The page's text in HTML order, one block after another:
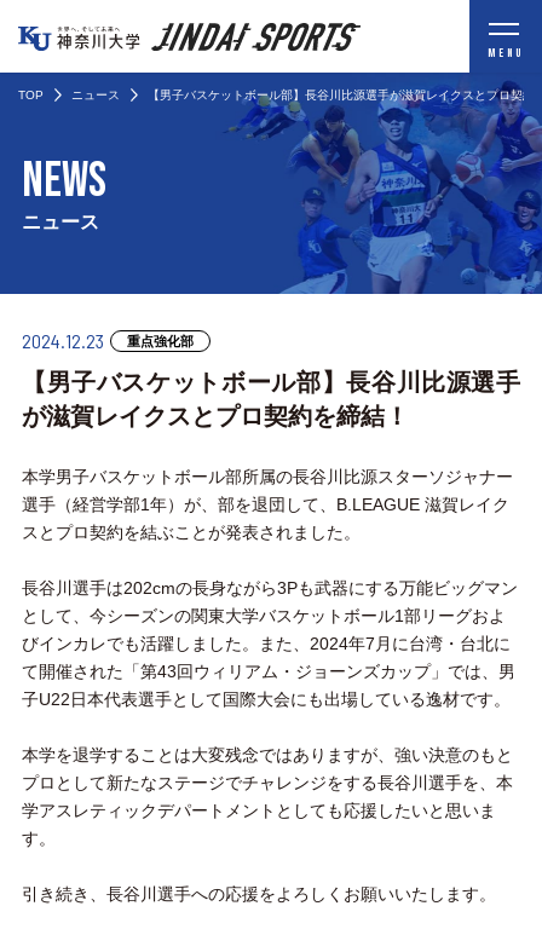
MENU
TOP ニュース 【男子バスケットボール部】長谷川比源選手が滋賀レイクスとプロ契約
NEWS
ニュース
2024.12.23 重点強化部
【男子バスケットボール部】長谷川比源選手
が滋賀レイクスとプロ契約を締結！
本学男子バスケットボール部所属の長谷川比源スターソジャナー
選手（経営学部1年）が、部を退団して、B.LEAGUE 滋賀レイク
スとプロ契約を結ぶことが発表されました。
長谷川選手は202cmの長身ながら3Pも武器にする万能ビッグマン
として、今シーズンの関東大学バスケットボール1部リーグおよ
びインカレでも活躍しました。また、2024年7月に台湾・台北に
て開催された「第43回ウィリアム・ジョーンズカップ」では、男
子U22日本代表選手として国際大会にも出場している逸材です。
本学を退学することは大変残念ではありますが、強い決意のもと
プロとして新たなステージでチャレンジをする長谷川選手を、本
学アスレティックデパートメントとしても応援したいと思いま
す。
引き続き、長谷川選手への応援をよろしくお願いいたします。